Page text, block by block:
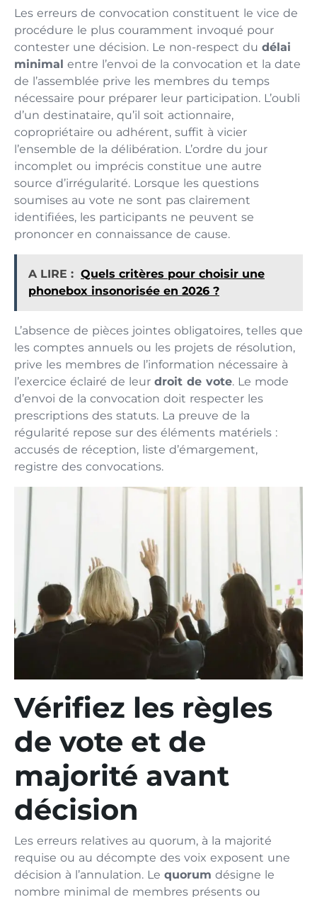
Les erreurs de convocation constituent le vice de
procédure le plus couramment invoqué pour
contester une décision. Le non-respect du délai
minimal entre l’envoi de la convocation et la date
de l’assemblée prive les membres du temps
nécessaire pour préparer leur participation. L’oubli
d’un destinataire, qu’il soit actionnaire,
copropriétaire ou adhérent, suffit à vicier
l’ensemble de la délibération. L’ordre du jour
incomplet ou imprécis constitue une autre
source d’irrégularité. Lorsque les questions
soumises au vote ne sont pas clairement
identifiées, les participants ne peuvent se
prononcer en connaissance de cause.
A LIRE : Quels critères pour choisir une
phonebox insonorisée en 2026 ?
L’absence de pièces jointes obligatoires, telles que
les comptes annuels ou les projets de résolution,
prive les membres de l’information nécessaire à
l’exercice éclairé de leur droit de vote. Le mode
d’envoi de la convocation doit respecter les
prescriptions des statuts. La preuve de la
régularité repose sur des éléments matériels :
accusés de réception, liste d’émargement,
registre des convocations.
Vérifiez les règles
de vote et de
majorité avant
décision
Les erreurs relatives au quorum, à la majorité
requise ou au décompte des voix exposent une
décision à l’annulation. Le quorum désigne le
nombre minimal de membres présents ou